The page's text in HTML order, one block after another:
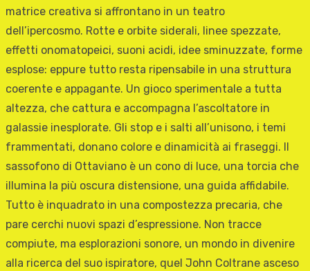
matrice creativa si affrontano in un teatro
dell’ipercosmo. Rotte e orbite siderali, linee spezzate,
effetti onomatopeici, suoni acidi, idee sminuzzate, forme
esplose: eppure tutto resta ripensabile in una struttura
coerente e appagante. Un gioco sperimentale a tutta
altezza, che cattura e accompagna l’ascoltatore in
galassie inesplorate. Gli stop e i salti all’unisono, i temi
frammentati, donano colore e dinamicità ai fraseggi. Il
sassofono di Ottaviano è un cono di luce, una torcia che
illumina la più oscura distensione, una guida affidabile.
Tutto è inquadrato in una compostezza precaria, che
pare cerchi nuovi spazi d’espressione. Non tracce
compiute, ma esplorazioni sonore, un mondo in divenire
alla ricerca del suo ispiratore, quel John Coltrane asceso